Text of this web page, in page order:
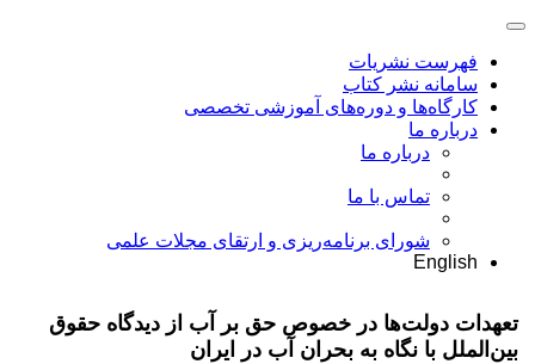
فهرست نشریات
سامانه نشر کتاب
کارگاه‌ها و دوره‌های آموزشی تخصصی
درباره ما
درباره ما
تماس با ما
شورای برنامه‌ریزی و ارتقای مجلات علمی
English
تعهدات دولت‌ها در خصوص حق بر آب از دیدگاه حقوق
بین‌الملل با نگاه به بحران آب در ایران